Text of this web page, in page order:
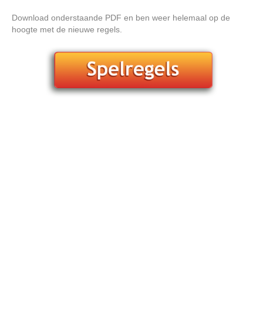
Download onderstaande PDF en ben weer helemaal op de
hoogte met de nieuwe regels.